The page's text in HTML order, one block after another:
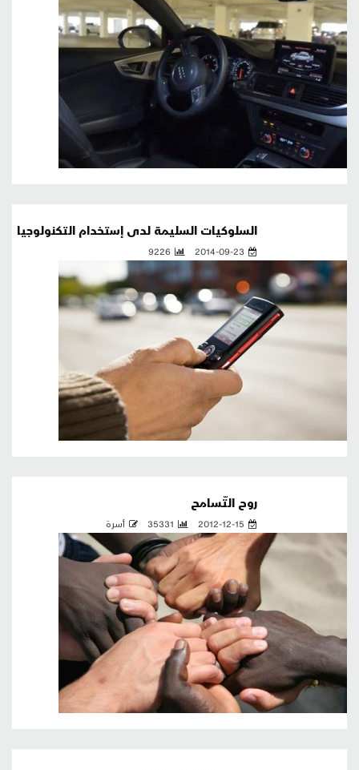
السلوكيات السليمة لدى إستخدام التكنولوجيا
2014-09-23
9226
روح التّسامح
2012-12-15
35331 أسرة